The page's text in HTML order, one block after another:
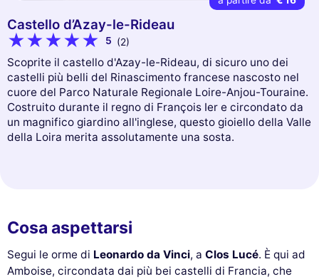
Castello d’Azay-le-Rideau
5 (2)
Scoprite il castello d'Azay-le-Rideau, di sicuro uno dei
castelli più belli del Rinascimento francese nascosto nel
cuore del Parco Naturale Regionale Loire-Anjou-Touraine.
Costruito durante il regno di François Ier e circondato da
un magnifico giardino all'inglese, questo gioiello della Valle
della Loira merita assolutamente una sosta.
Cosa aspettarsi
Segui le orme di Leonardo da Vinci, a Clos Lucé. È qui ad
Amboise, circondata dai più bei castelli di Francia, che